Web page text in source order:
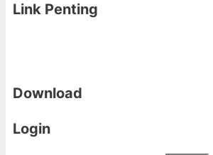
Link Penting
Download
Login